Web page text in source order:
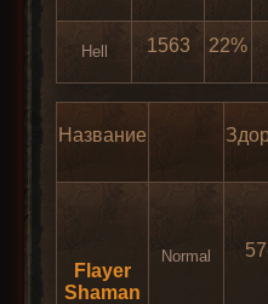
Hell 1563 22%
Название
Flayer
Shaman
Normal